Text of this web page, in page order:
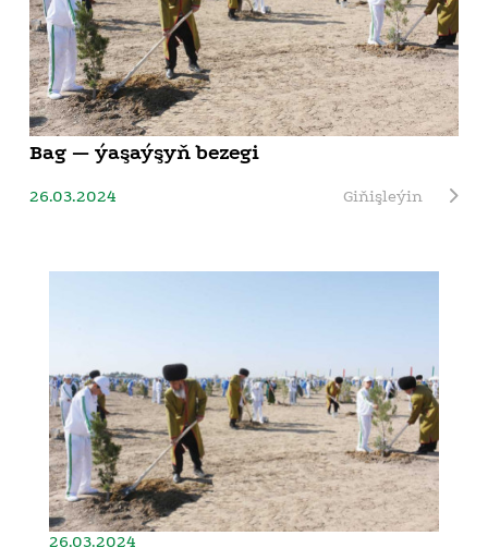
Bag — ýaşaýşyň bezegi
26.03.2024 Giňişleýin
26.03.2024